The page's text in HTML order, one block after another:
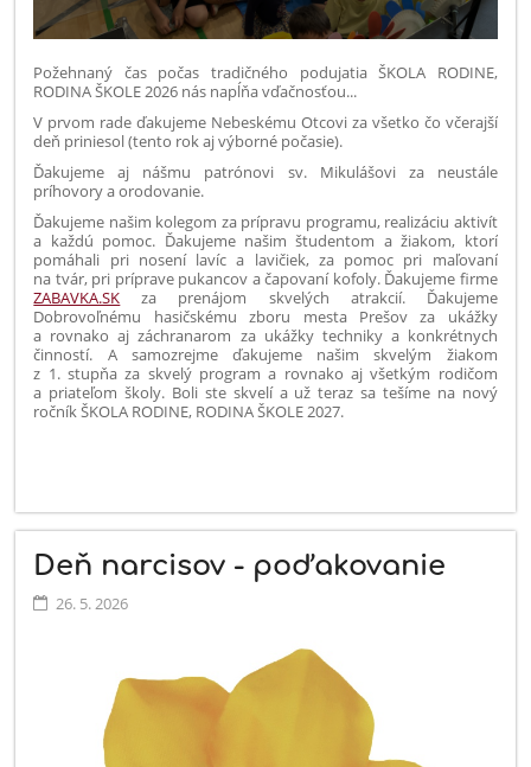
Požehnaný čas počas tradičného podujatia ŠKOLA RODINE,
RODINA ŠKOLE 2026 nás napĺňa vďačnosťou...
V prvom rade ďakujeme Nebeskému Otcovi za všetko čo včerajší
deň priniesol (tento rok aj výborné počasie).
Ďakujeme aj nášmu patrónovi sv. Mikulášovi za neustále
príhovory a orodovanie.
Ďakujeme našim kolegom za prípravu programu, realizáciu aktivít
a každú pomoc. Ďakujeme našim študentom a žiakom, ktorí
pomáhali pri nosení lavíc a lavičiek, za pomoc pri maľovaní
na tvár, pri príprave pukancov a čapovaní kofoly. Ďakujeme firme
ZABAVKA.SK za prenájom skvelých atrakcií. Ďakujeme
Dobrovoľnému hasičskému zboru mesta Prešov za ukážky
a rovnako aj záchranarom za ukážky techniky a konkrétnych
činností. A samozrejme ďakujeme našim skvelým žiakom
z 1. stupňa za skvelý program a rovnako aj všetkým rodičom
a priateľom školy. Boli ste skvelí a už teraz sa tešíme na nový
ročník ŠKOLA RODINE, RODINA ŠKOLE 2027.
Deň narcisov - poďakovanie
26. 5. 2026